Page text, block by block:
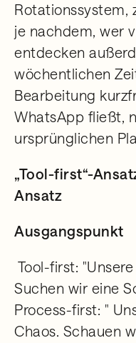
Rotationssystem,
je nachdem, wer
entdecken
wöchentlichen
Bearbeitung
WhatsApp fließt,
ursprünglichen
„Tool-first“-
Ansatz
Ausgangspunkt
Tool-first:
Suchen wir eine
Process-first: "
Chaos. Schauen